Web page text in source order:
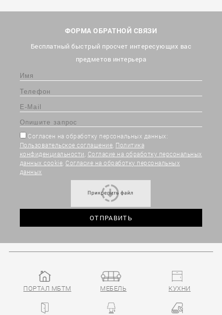
ФОРМА ОБРАТНОЙ СВЯЗИ
Бесплатный быстрый просчет интересующих вас
предметов интерьера
Согласен на обработку персональных данных:
Пользовательское соглашение, Политика
конфиденциальности, Согласие на обработку персональных
данных cookie, Согласие на обработку персональных
данных
ПОРТАЛ МБТМ МЕБЕЛЬ КУХНИ